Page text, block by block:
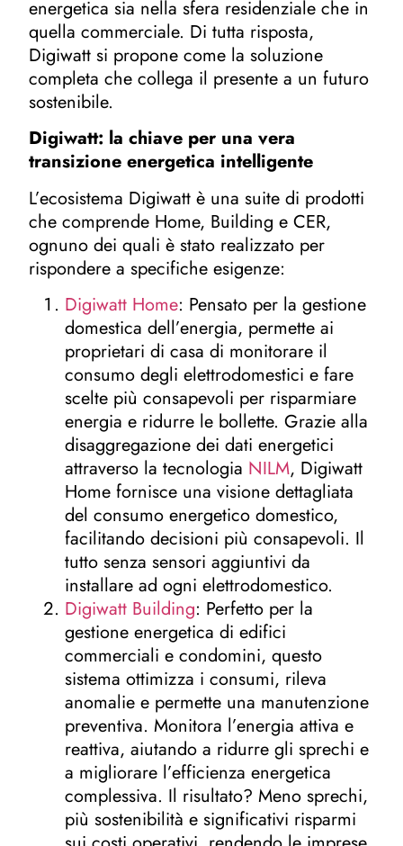
energetica sia nella sfera residenziale che in
quella commerciale. Di tutta risposta,
Digiwatt si propone come la soluzione
completa che collega il presente a un futuro
sostenibile.
Digiwatt: la chiave per una vera
transizione energetica intelligente
L’ecosistema Digiwatt è una suite di prodotti
che comprende Home, Building e CER,
ognuno dei quali è stato realizzato per
rispondere a specifiche esigenze:
Digiwatt Home: Pensato per la gestione
domestica dell’energia, permette ai
proprietari di casa di monitorare il
consumo degli elettrodomestici e fare
scelte più consapevoli per risparmiare
energia e ridurre le bollette. Grazie alla
disaggregazione dei dati energetici
attraverso la tecnologia NILM, Digiwatt
Home fornisce una visione dettagliata
del consumo energetico domestico,
facilitando decisioni più consapevoli. Il
tutto senza sensori aggiuntivi da
installare ad ogni elettrodomestico.
Digiwatt Building: Perfetto per la
gestione energetica di edifici
commerciali e condomini, questo
sistema ottimizza i consumi, rileva
anomalie e permette una manutenzione
preventiva. Monitora l’energia attiva e
reattiva, aiutando a ridurre gli sprechi e
a migliorare l’efficienza energetica
complessiva. Il risultato? Meno sprechi,
più sostenibilità e significativi risparmi